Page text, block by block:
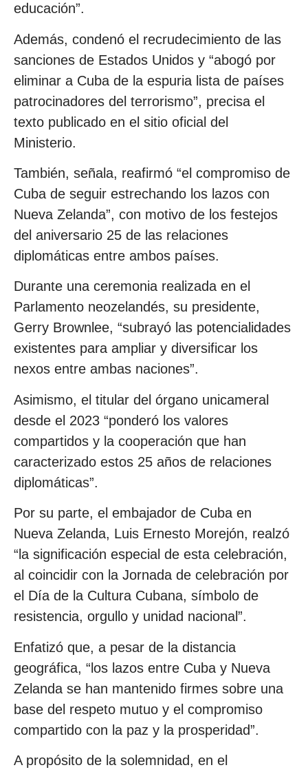
educación”.
Además, condenó el recrudecimiento de las
sanciones de Estados Unidos y “abogó por
eliminar a Cuba de la espuria lista de países
patrocinadores del terrorismo”, precisa el
texto publicado en el sitio oficial del
Ministerio.
También, señala, reafirmó “el compromiso de
Cuba de seguir estrechando los lazos con
Nueva Zelanda”, con motivo de los festejos
del aniversario 25 de las relaciones
diplomáticas entre ambos países.
Durante una ceremonia realizada en el
Parlamento neozelandés, su presidente,
Gerry Brownlee, “subrayó las potencialidades
existentes para ampliar y diversificar los
nexos entre ambas naciones”.
Asimismo, el titular del órgano unicameral
desde el 2023 “ponderó los valores
compartidos y la cooperación que han
caracterizado estos 25 años de relaciones
diplomáticas”.
Por su parte, el embajador de Cuba en
Nueva Zelanda, Luis Ernesto Morejón, realzó
“la significación especial de esta celebración,
al coincidir con la Jornada de celebración por
el Día de la Cultura Cubana, símbolo de
resistencia, orgullo y unidad nacional”.
Enfatizó que, a pesar de la distancia
geográfica, “los lazos entre Cuba y Nueva
Zelanda se han mantenido firmes sobre una
base del respeto mutuo y el compromiso
compartido con la paz y la prosperidad”.
A propósito de la solemnidad, en el